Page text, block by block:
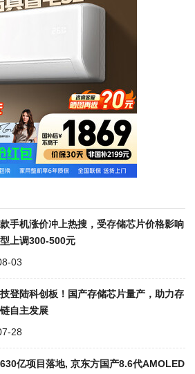
手机涨价冲上热搜，受存储芯片价格影响
上调300-500元
03
登陆科创板！国产存储芯片量产，助力存
自主发展
28
亿项目落地, 京东方国产8.6代AMOLED